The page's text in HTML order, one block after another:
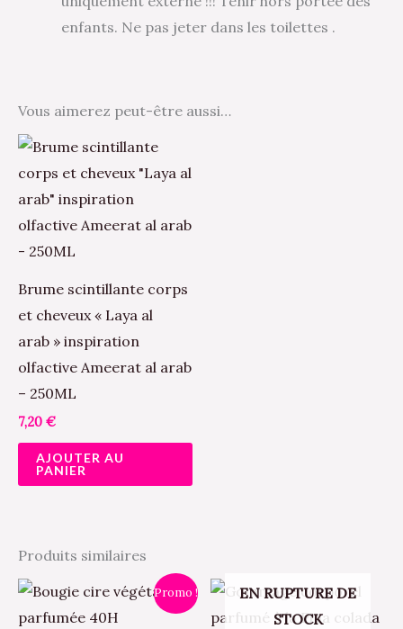
enfants. Ne pas jeter dans les toilettes .
Vous aimerez peut-être aussi…
Brume scintillante corps
et cheveux « Laya al
arab » inspiration
olfactive Ameerat al arab
– 250ML
7,20 €
AJOUTER AU
PANIER
Produits similaires
Promo !
Plage
de
Ce
produit
EN RUPTURE DE
STOCK